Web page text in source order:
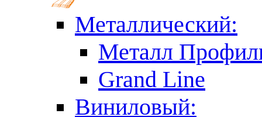
Металлический:
Металл
Grand Line
Виниловый: